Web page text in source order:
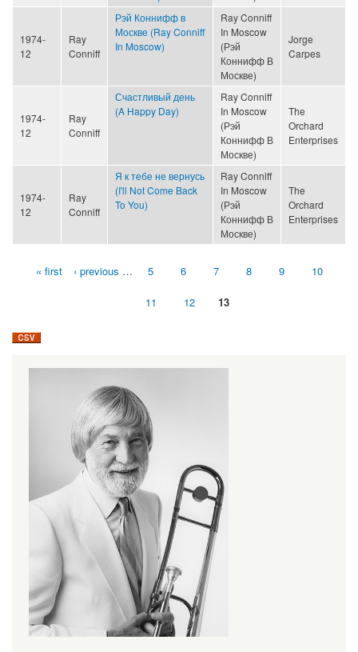
1974-
12
Ray
Conniff
Рэй Коннифф в
Москве (Ray Conniff
In Moscow)
Ray Conniff
In Moscow
(Рэй
Коннифф В
Москве)
Jorge
Carpes
1974-
12
Ray
Conniff
Счастливый день
(A Happy Day)
Ray Conniff
In Moscow
(Рэй
Коннифф В
Москве)
The
Orchard
Enterprises
1974-
12
Ray
Conniff
Я к тебе не вернусь
(I'll Not Come Back
To You)
Ray Conniff
In Moscow
(Рэй
Коннифф В
Москве)
The
Orchard
Enterprises
Pages« first ‹ previous … 5 6 7 8 9 10
11 12 13